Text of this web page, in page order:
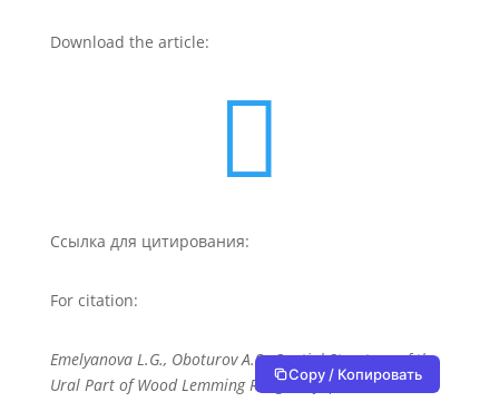
Download the article:

Ссылка для цитирования:
For citation:
Emelyanova L.G., Oboturov A.S., Spatial Structure of the
Ural Part of Wood Lemming Range (Myopus schisticolor
Copy / Копировать